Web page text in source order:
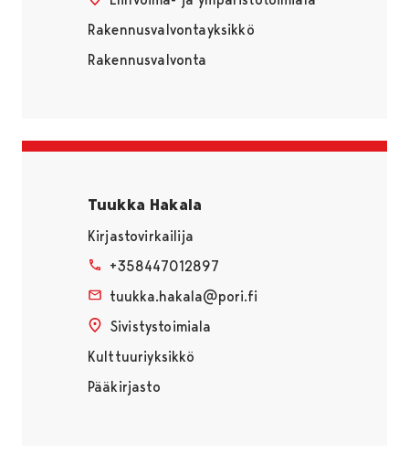
Rakennusvalvontayksikkö
Rakennusvalvonta
Tuukka Hakala
Kirjastovirkailija
+358447012897
tuukka.hakala@pori.fi
Sivistystoimiala
Kulttuuriyksikkö
Pääkirjasto